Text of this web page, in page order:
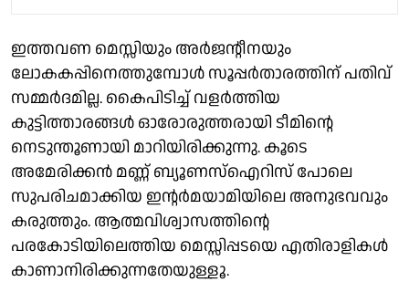
ഇത്തവണ മെസ്സിയും അർജൻ്റീനയും
ലോകകപ്പിനെത്തുമ്പോൾ സൂപ്പർതാരത്തിന് പതിവ്
സമ്മർദമില്ല. കൈപിടിച്ച് വളർത്തിയ
കുട്ടിത്താരങ്ങൾ ഓരോരുത്തരായി ടീമിൻ്റെ
നെടുന്തൂണായി മാറിയിരിക്കുന്നു. കൂടെ
അമേരിക്കൻ മണ്ണ് ബ്യൂണസ്ഐറിസ് പോലെ
സുപരിചമാക്കിയ ഇൻ്റർമയാമിയിലെ അനുഭവവും
കരുത്തും. ആത്മവിശ്വാസത്തിൻ്റെ
പരകോടിയിലെത്തിയ മെസ്സിപ്പടയെ എതിരാളികൾ
കാണാനിരിക്കുന്നതേയുള്ളൂ.